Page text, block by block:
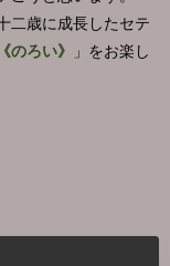
二歳に成長したセテ
のろい》
」をお楽し